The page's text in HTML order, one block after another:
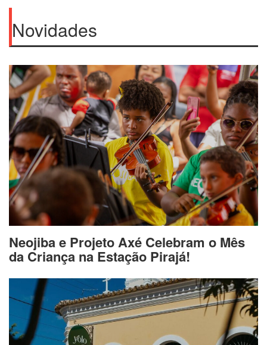
Novidades
Neojiba e Projeto Axé Celebram o Mês
da Criança na Estação Pirajá!